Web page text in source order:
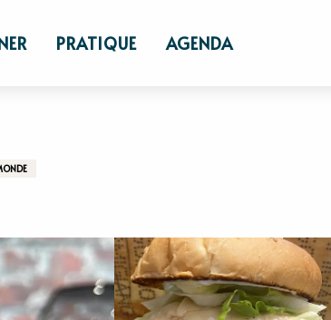
PRATIQUE AGENDA